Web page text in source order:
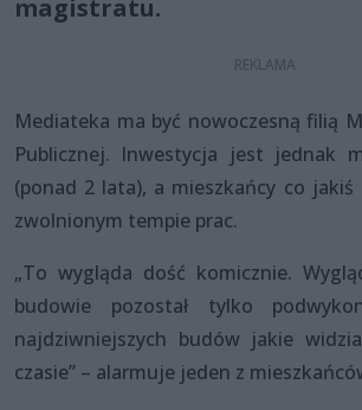
magistratu.
Mediateka ma być nowoczesną filią
Publicznej. Inwestycja jest jednak
(ponad 2 lata), a mieszkańcy co
zwolnionym tempie prac.
„To wygląda dość komicznie.
budowie pozostał tylko
najdziwniejszych budów jakie
czasie” – alarmuje jeden z